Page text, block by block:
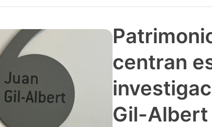
centran
Gil-Albert